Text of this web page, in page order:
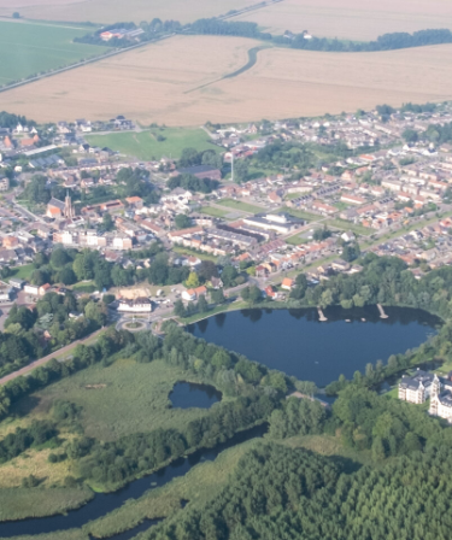
NOG MEER IN AXEL
NIEUWS &
FOTOALBUM
PRAKTISCH